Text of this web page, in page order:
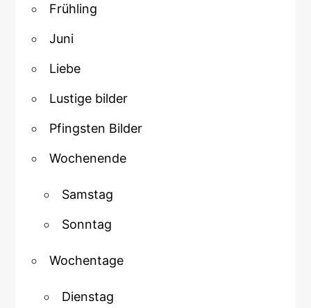
Frühling
Juni
Liebe
Lustige bilder
Pfingsten Bilder
Wochenende
Samstag
Sonntag
Wochentage
Dienstag